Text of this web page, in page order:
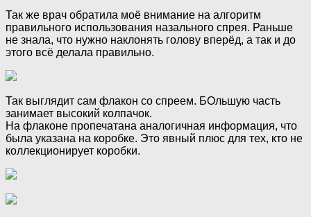
Так же врач обратила моё внимание на алгоритм
правильного использования назального спрея. Раньше
не знала, что нужно наклонять голову вперёд, а так и до
этого всё делала правильно.
Так выглядит сам флакон со спреем. БОльшую часть
занимает высокий колпачок.
На флаконе пропечатана аналогичная информация, что
была указана на коробке. Это явный плюс для тех, кто не
коллекционирует коробки.